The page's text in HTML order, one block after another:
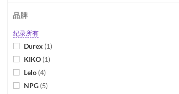
品牌
纪录所有
Durex (1)
KIKO (1)
Lelo (4)
NPG (5)